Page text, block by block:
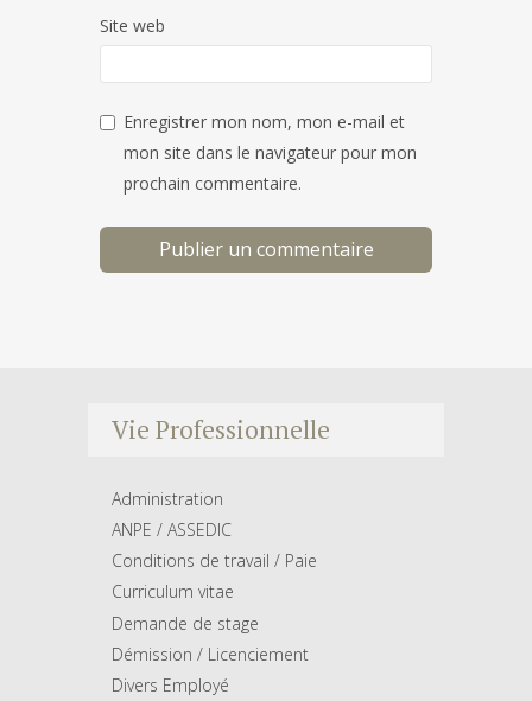
Site web
Enregistrer mon nom, mon e-mail et
mon site dans le navigateur pour mon
prochain commentaire.
Vie Professionnelle
Administration
ANPE / ASSEDIC
Conditions de travail / Paie
Curriculum vitae
Demande de stage
Démission / Licenciement
Divers Employé